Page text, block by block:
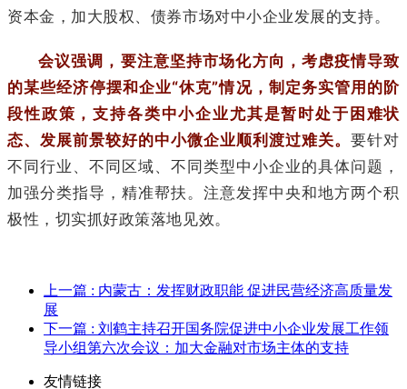
资本金，加大股权、债券市场对中小企业发展的支持。
会议强调，要注意坚持市场化方向，考虑疫情导致
的某些经济停摆和企业“休克”情况，制定务实管用的阶
段性政策，支持各类中小企业尤其是暂时处于困难状
态、发展前景较好的中小微企业顺利渡过难关。要针对
不同行业、不同区域、不同类型中小企业的具体问题，
加强分类指导，精准帮扶。注意发挥中央和地方两个积
极性，切实抓好政策落地见效。
上一篇 : 内蒙古：发挥财政职能 促进民营经济高质量发
展
下一篇 : 刘鹤主持召开国务院促进中小企业发展工作领
导小组第六次会议：加大金融对市场主体的支持
友情链接